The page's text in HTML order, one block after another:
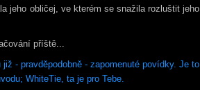
jeho obličej, ve kterém se snažila rozluštit jeho
příště...
- pravděpodobně - zapomenuté povídky. Je to
WhiteTie, ta je pro Tebe.